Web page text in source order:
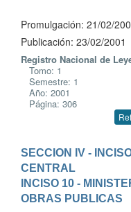
Promulgación: 21/02/
Publicación: 23/02/2001
Registro Nacional de
Tomo: 1
Semestre: 1
Año: 2001
Página: 306
SECCION IV -
CENTRAL
INCISO 10 -
OBRAS PUBLICAS